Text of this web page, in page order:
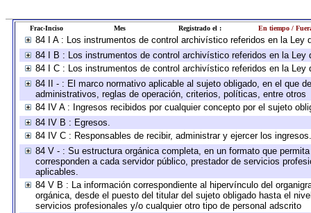
Frac-Inciso Mes Registrado el : En tiempo /
84 I A : Los instrumentos de control archivístico referidos en la
84 I B : Los instrumentos de control archivístico referidos en la
84 I C : Los instrumentos de control archivístico referidos en la
84 II - : El marco normativo aplicable al sujeto obligado, en el que
administrativos, reglas de operación, criterios, políticas, entre otros
84 IV A : Ingresos recibidos por cualquier concepto por el sujeto
84 IV B : Egresos.
84 IV C : Responsables de recibir, administrar y ejercer los ingresos.
84 V - : Su estructura orgánica completa, en un formato que
corresponden a cada servidor público, prestador de servicios
aplicables.
84 V B : La información correspondiente al hipervínculo del
orgánica, desde el puesto del titular del sujeto obligado hasta el
servicios profesionales y/o cualquier otro tipo de personal adscrito